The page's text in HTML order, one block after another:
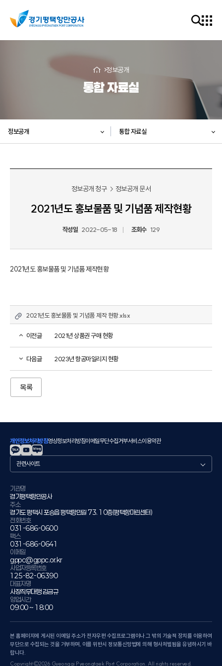
정보공개
통합 자료실
정보공개 통합 자료실
정보공개 청구 정보공개 문서
2021년도 홍보물품 및 기념품 제작현황
작성일 2022-05-18 조회수 129
2021년도 홍보물품 및 기념품 제작현황
2021년도 홍보물품 및 기념품 제작 현황.xlsx
이전글 2021년 상품권 구매 현황
다음글 2023년 항공마일리지 현황
목록
개인정보처리방침영상정보처리방침이메일무단수집거부서비스이용약관
관
련
이
트
기관명
경기평택항만공사
주소
경기도 평택시 포승읍 평택항만길 73. 10층(평택항마린센터)
전화번호
031-686-0600
팩스
031-686-0641
이메일
gppc@gppc.or.kr
사업자등록번호
125-82-06390
대표자명
사장직무대행 김금규
영업시간
09:00 ~ 18:00
본 홈페이지에 게시된 이메일 주소가 전자우편 수집프로그램이나 그 밖의 기술적 장치를 이용하여
무단으로 수집되는 것을 거부하며, 이를 위반시 정보통신망법에 의해 형사처벌됨을 유념하시기 바
랍니다.
Copyright©2026 Gyeonggi Pyeongtaek Port Corporation. All rights reserved.